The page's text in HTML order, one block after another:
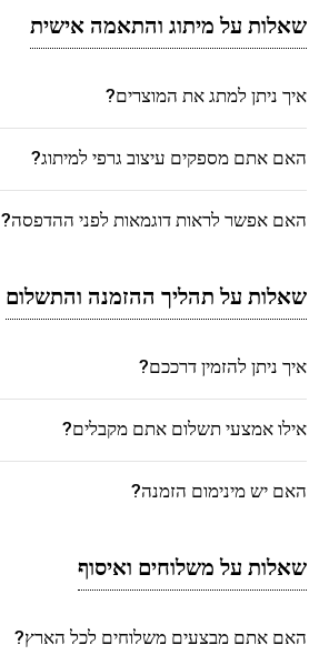
שאלות על מיתוג והתאמה אישית
איך ניתן למתג את המוצרים?
האם אתם מספקים עיצוב גרפי למיתוג?
האם אפשר לראות דוגמאות לפני ההדפסה?
שאלות על תהליך ההזמנה והתשלום
איך ניתן להזמין דרככם?
אילו אמצעי תשלום אתם מקבלים?
האם יש מינימום הזמנה?
שאלות על משלוחים ואיסוף
האם אתם מבצעים משלוחים לכל הארץ?